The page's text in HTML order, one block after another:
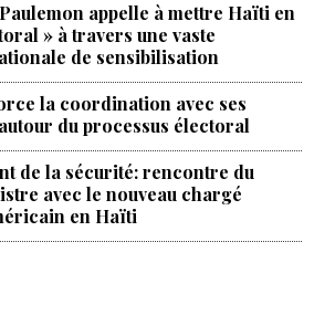
appelle à mettre Haïti en
» à travers une vaste
de sensibilisation
la coordination avec ses
du processus électoral
de la sécurité: rencontre du
avec le nouveau chargé
en Haïti
de commerce et de
haïtiano-africaine
activités pour
le 235e
de la cérémonie du